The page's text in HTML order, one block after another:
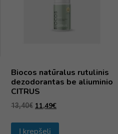
Biocos natūralus rutulinis
dezodorantas be aliuminio
CITRUS
13,40€ 11,49€
Į krepšelį